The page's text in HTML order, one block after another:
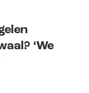
‘We